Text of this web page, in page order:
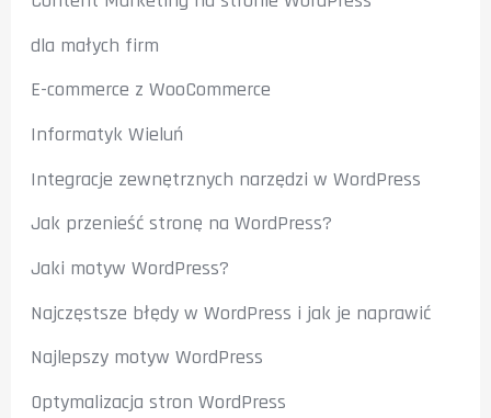
dla małych firm
E-commerce z WooCommerce
Informatyk Wieluń
Integracje zewnętrznych narzędzi w WordPress
Jak przenieść stronę na WordPress?
Jaki motyw WordPress?
Najczęstsze błędy w WordPress i jak je naprawić
Najlepszy motyw WordPress
Optymalizacja stron WordPress